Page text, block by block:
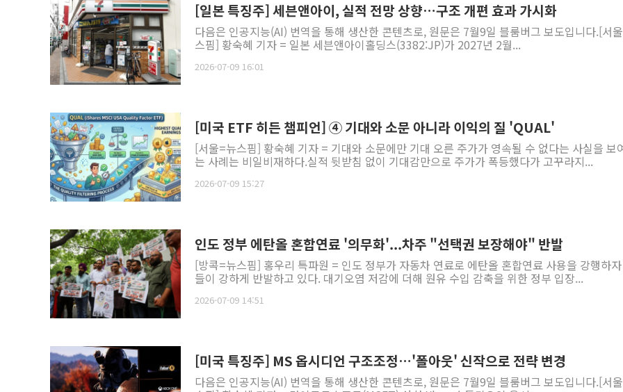
[일본 특징주] 세븐앤아이, 실적 전망 상향…구조 개편 효과 가시화
다음은 인공지능(AI) 번역을 통해 생산한 콘텐츠로, 원문은 7월9일 블룸버그 보도입니다.[서
스핌] 황숙혜 기자 = 일본 세븐앤아이홀딩스(3382:JP)가 2027년 2월...
2026-07-09 16:01
[미국 ETF 히든 챔피언] ④ 기대와 소문 아니라 이익의 질 'QUAL'
[서울=뉴스핌] 황숙혜 기자 = 기대와 소문에만 기대 오른 주가가 영속될 수 없다는 사실을 보
는 사례는 비일비재하다.실적 뒷받침 없이 기대감만으로 주가가 폭등했다가 고꾸라지...
2026-07-09 15:27
인도 정부 에탄올 혼합연료 '의무화'...차주 "선택권 보장해야" 반발
[방콕=뉴스핌] 홍우리 특파원 = 인도 정부가 자동차 연료로 에탄올 혼합연료 사용을 강행하
들이 강하게 반발하고 있다. 대기오염 저감에 더해 원유 수입 감축을 위한 정부 입장...
2026-07-09 14:51
[미국 특징주] MS 옵시디언 구조조정…'폴아웃' 신작으로 전략 변경
다음은 인공지능(AI) 번역을 통해 생산한 콘텐츠로, 원문은 7월9일 블룸버그 보도입니다.[서